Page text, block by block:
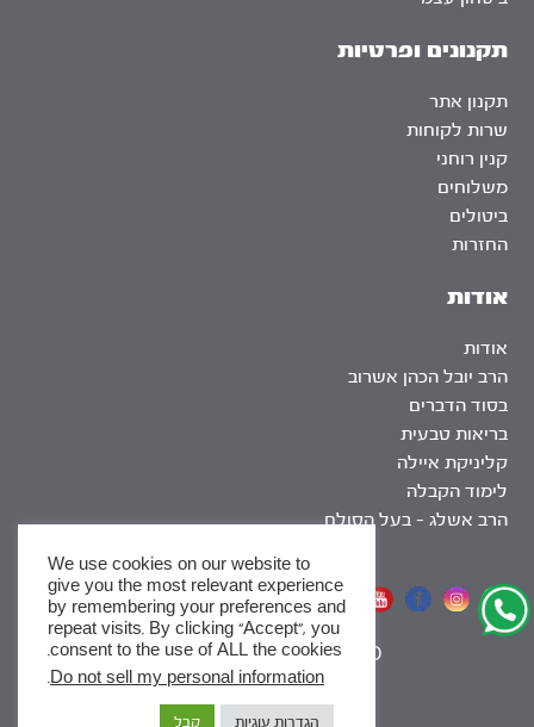
אודות
אודות
הרב יובל הכהן אשרוב
בסוד הדברים
בריאות טבעית
קליניקת איילה
לימוד הקבלה
הרב אשלג – בעל הסולם
תקנונים ופרטיות
תקנון אתר
שרות לקוחות
קנין רוחני
משלוחים
ביטולים
החזרות
אתר שומר שבת
SEO
|
We use cookies on our website to
give you the most relevant experience
by remembering your preferences and
repeat visits. By clicking “Accept”, you
consent to the use of ALL the cookies.
Do not sell my personal information
.
הגדרות עוגיות קבל
x